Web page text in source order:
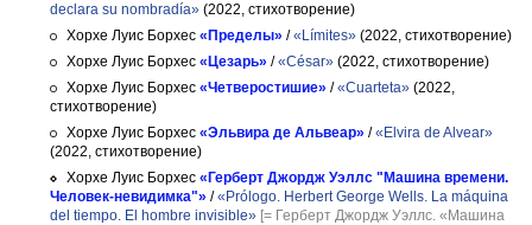
declara su nombradía» (2022, стихотворение)
Хорхе Луис Борхес «Пределы» /«Límites» (2022, стихотворение)
Хорхе Луис Борхес «Цезарь» /«César» (2022, стихотворение)
Хорхе Луис Борхес «Четверостишие» /«Cuarteta» (2022,
стихотворение)
Хорхе Луис Борхес «Эльвира де Альвеар» /«Elvira de Alvear»
(2022, стихотворение)
Хорхе Луис Борхес «Герберт Джордж Уэллс "Машина времени.
Человек-невидимка"» /«Prólogo. Herbert George Wells. La máquina
del tiempo. El hombre invisible» [= Герберт Джордж Уэллс. «Машина